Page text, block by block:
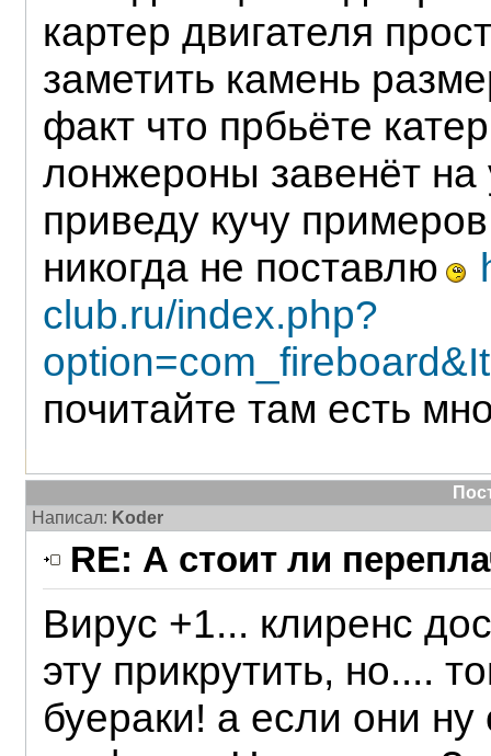
картер двигателя
заметить камень
факт что прбьёте
лонжероны завенёт на
приведу кучу
никогда не поставлю
club.ru/index.php?
почитайте там есть
Написал: Koder
RE: А стоит ли
Вирус +1... клиренс
эту прикрутить, но....
буераки! а если они